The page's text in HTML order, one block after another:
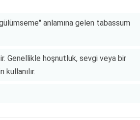
anlamına gelen tabassum
Genellikle hoşnutluk, sevgi veya bir